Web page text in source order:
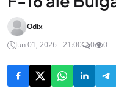
Odix
Jun 01, 2026 - 21:00
0 0